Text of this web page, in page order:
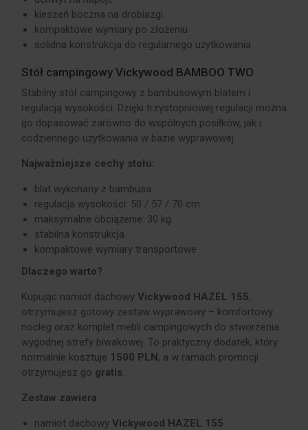
kieszeń boczna na drobiazgi
kompaktowe wymiary po złożeniu
solidna konstrukcja do regularnego użytkowania
Stół campingowy Vickywood BAMBOO TWO
Stabilny stół campingowy z bambusowym blatem i
regulacją wysokości. Dzięki trzystopniowej regulacji można
go dopasować zarówno do wspólnych posiłków, jak i
codziennego użytkowania w bazie wyprawowej.
Najważniejsze cechy stołu:
blat wykonany z bambusa
regulacja wysokości: 50 / 57 / 70 cm
maksymalne obciążenie: 30 kg
stabilna konstrukcja
kompaktowe wymiary transportowe
Dlaczego warto?
Kupując namiot dachowy Vickywood HAZEL 155,
otrzymujesz gotowy zestaw wyprawowy – komfortowy
nocleg oraz komplet mebli campingowych do stworzenia
wygodnej strefy biwakowej. To praktyczny dodatek, który
normalnie kosztuje 1500 PLN, a w ramach promocji
otrzymujesz go gratis.
Zestaw zawiera
namiot dachowy Vickywood HAZEL 155